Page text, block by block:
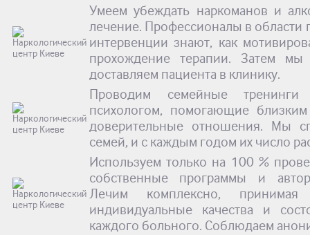
Умеем убеждать наркоманов и
лечение. Профессионалы в области
интервенции знают, как
прохождение терапии. Затем мы
доставляем пациента в клинику.
Проводим семейные
психологом, помогающие
доверительные отношения. Мы
семей, и с каждым годом их число
Используем только на 100 %
собственные программы и
Лечим комплексно,
индивидуальные качества и
каждого больного. Соблюдаем